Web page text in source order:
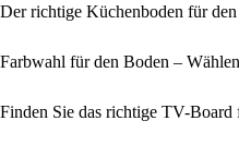
Der richtige Küchenboden für
Farbwahl für den Boden –
Finden Sie das richtige TV-